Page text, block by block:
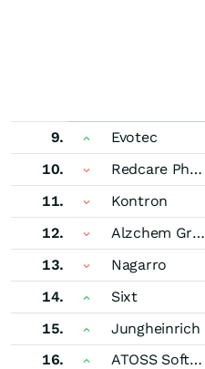
9. Evotec
10.
Redcare Pharmacy
11.
Kontron
12.
Alzchem Group
13.
Nagarro
14.
Sixt
15.
Jungheinrich
16.
ATOSS Software